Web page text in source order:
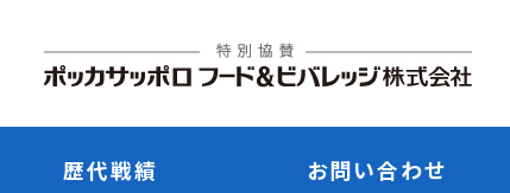
歴代戦績 お問い合わせ